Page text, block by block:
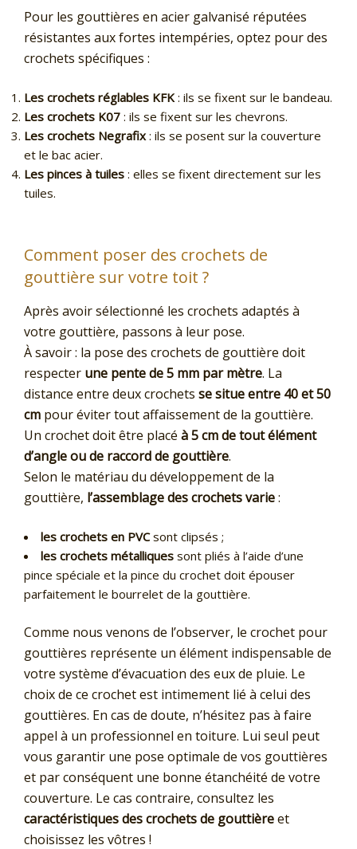
Pour les gouttières en acier galvanisé réputées
résistantes aux fortes intempéries, optez pour des
crochets spécifiques :
Les crochets réglables KFK: ils se fixent sur le bandeau.
Les crochets K07 : ils se fixent sur les chevrons.
Les crochets Negrafix : ils se posent sur la couverture
et le bac acier.
Les pinces à tuiles : elles se fixent directement sur les
tuiles.
Comment poser des crochets de
gouttière sur votre toit ?
Après avoir sélectionné les crochets adaptés à
votre gouttière, passons à leur pose.
À savoir : la pose des crochets de gouttière doit
respecter une pente de 5 mm par mètre. La
distance entre deux crochets se situe entre 40 et 50
cm pour éviter tout affaissement de la gouttière.
Un crochet doit être placé à 5 cm de tout élément
d’angle ou de raccord de gouttière.
Selon le matériau du développement de la
gouttière, l’assemblage des crochets varie:
les crochets en PVCsont clipsés ;
les crochets métalliques sont pliés à l’aide d’une
pince spéciale et la pince du crochet doit épouser
parfaitement le bourrelet de la gouttière.
Comme nous venons de l’observer, le crochet pour
gouttières représente un élément indispensable de
votre système d’évacuation des eux de pluie. Le
choix de ce crochet est intimement lié à celui des
gouttières. En cas de doute, n’hésitez pas à faire
appel à un professionnel en toiture. Lui seul peut
vous garantir une pose optimale de vos gouttières
et par conséquent une bonne étanchéité de votre
couverture. Le cas contraire, consultez les
caractéristiques des crochets de gouttièreet
choisissez les vôtres !